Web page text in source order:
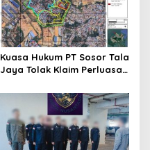
Kuasa Hukum PT Sosor Tala
Jaya Tolak Klaim Perluasan